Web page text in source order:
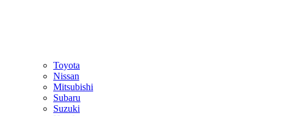
Toyota
Nissan
Mitsubishi
Subaru
Suzuki